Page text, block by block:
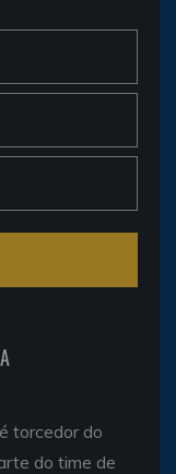
torcedor do
do time de